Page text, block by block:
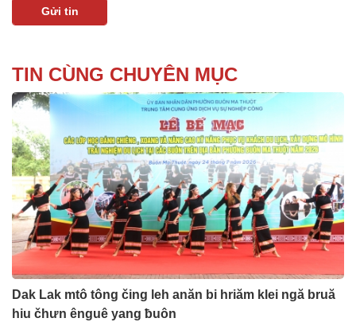
TIN CÙNG CHUYÊN MỤC
Dak Lak mtô tông čing leh anăn bi hriăm klei ngă bruă
hiu čhưn ênguê yang ƀuôn